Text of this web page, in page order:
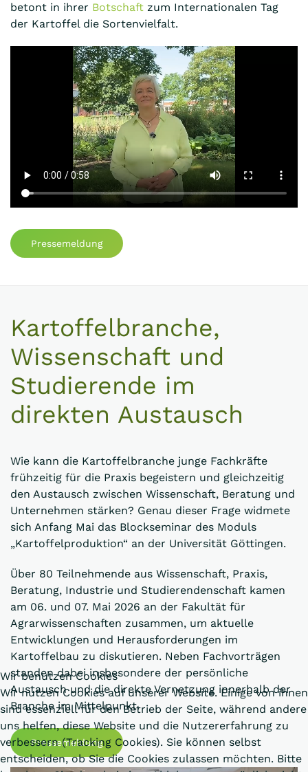
betont in ihrer Botschaft zum Internationalen Tag
der Kartoffel die Sortenvielfalt.
Pressemeldung
Kartoffelbranche,
Wissenschaft und
Studierende im
direkten Austausch
Wie kann die Kartoffelbranche junge Fachkräfte
frühzeitig für die Praxis begeistern und gleichzeitig
den Austausch zwischen Wissenschaft, Beratung und
Unternehmen stärken? Genau dieser Frage widmete
sich Anfang Mai das Blockseminar des Moduls
„Kartoffelproduktion“ an der Universität Göttingen.
Über 80 Teilnehmende aus Wissenschaft, Praxis,
Beratung, Industrie und Studierendenschaft kamen
am 06. und 07. Mai 2026 an der Fakultät für
Agrarwissenschaften zusammen, um aktuelle
Entwicklungen und Herausforderungen im
Kartoffelbau zu diskutieren. Neben Fachvorträgen
standen dabei insbesondere der persönliche
Austausch und die direkte Vernetzung innerhalb der
Branche im Mittelpunkt.
Pressemeldung
Wir benutzen Cookies
Wir nutzen Cookies auf unserer Website. Einige von ihnen
sind essenziell für den Betrieb der Seite, während andere
uns helfen, diese Website und die Nutzererfahrung zu
verbessern (Tracking Cookies). Sie können selbst
entscheiden, ob Sie die Cookies zulassen möchten. Bitte